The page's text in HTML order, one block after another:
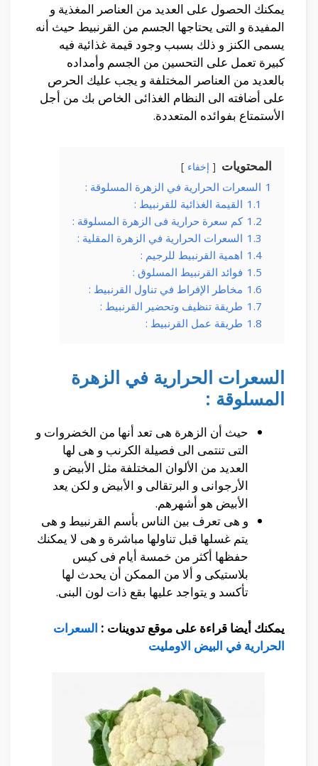
يمكنك الحصول على العديد من العناصر المغذية و
المفيدة و التى يحتاجها الجسم من القرنبيط حيث أنه
يسمى الكنز و ذلك بسبب وجود قيمة غذائية فيه
كبيرة تعمل على التحسين من الجسم وأمداده
بالعديد من العناصر المختلفة و يجب عليك الحرص
على أضافته الى النظام الغذائى الخاص بك من أجل
الأستمتاع بفوائده المتعددة.
المحتويات إخفاء
1 السعرات الحرارية في الزهرة المسلوقة :
1.1 القيمة الغذائية للقرنبيط :
1.2 كم سعرة حرارية فى الزهرة المسلوقة :
1.3 السعرات الحرارية في الزهرة المقلية :
1.4 اهمية القرنبيط للرجيم :
1.5 فوائد القرنبيط المسلوق :
1.6 مخاطر الإفراط في تناول القرنبيط :
1.7 طريقة تنظيف وتحضير القرنبيط :
1.8 طريقة عمل القرنبيط :
السعرات الحرارية في الزهرة
المسلوقة :
حيث أن الزهرة هى تعد أنها من الخضروات و
التى تنتمى الى فصيلة الكرنب و هى لها
العديد من الألوان المختلفة مثل الأبيض و
الأرجوانى و البرتقالى و الأبيض و لكن يعد
الأبيض هو أشهرهم.
و هى تعرف بين الناس بأسم القرنبيط و هى
يتم غسلها قبل تناولها مباشرة و هى لا يمكنك
حفظها أكثر من خمسة أيام فى كيس
بلاستيكى و ألا من الممكن أن يحدث لها
تأكسد و يتواجد عليها بقع ذات لون البنى.
يمكنك أيضا قراءة على موقع تدوينات : السعرات
الحرارية في البيض الاومليت